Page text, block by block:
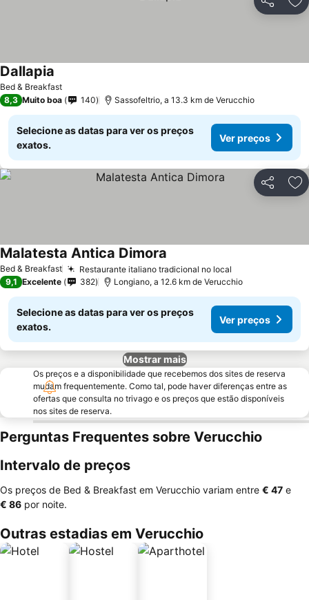
Partilhar
Bed & Breakfast
Dallapia
8,3 Muito boa 140 Sassofeltrio, a 13.3 km de Verucchio
Selecione as datas para ver os preços
exatos.
Ver preços
Partilhar
Bed & Breakfast Restaurante italiano tradicional no local
Malatesta Antica Dimora
9,1 Excelente 382 Longiano, a 12.6 km de Verucchio
Selecione as datas para ver os preços
exatos.
Ver preços
Mostrar mais
Os preços e a disponibilidade que recebemos dos sites de reserva
mudam frequentemente. Como tal, pode haver diferenças entre as
ofertas que consulta no trivago e os preços que estão disponíveis
nos sites de reserva.
Perguntas Frequentes sobre Verucchio
Intervalo de preços
Os preços de Bed & Breakfast em Verucchio variam entre ‎€ 47 e
‎€ 86 por noite.
Outras estadias em Verucchio